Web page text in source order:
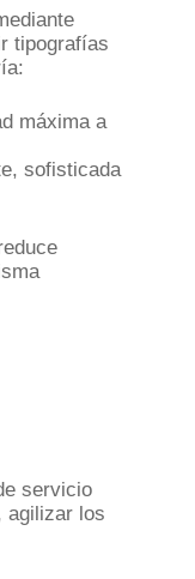
tipografías
máxima a
sofisticada
servicio
agilizar los